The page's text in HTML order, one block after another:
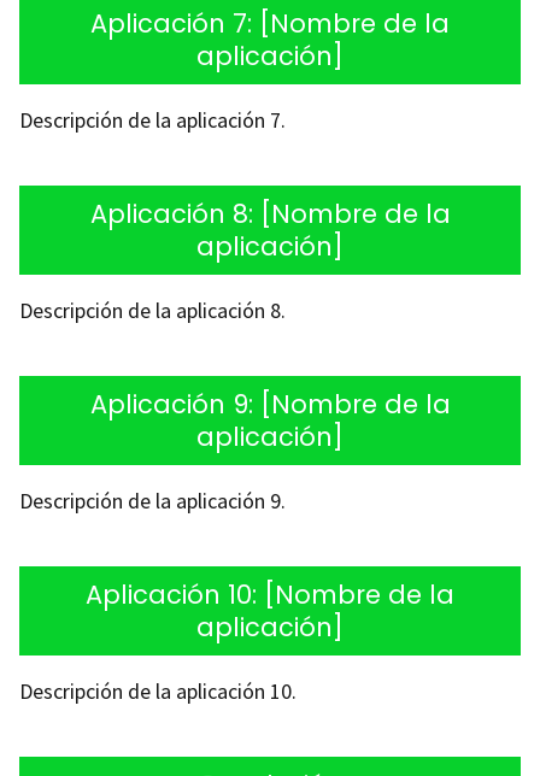
Aplicación 7: [Nombre de la
aplicación]
Descripción de la aplicación 7.
Aplicación 8: [Nombre de la
aplicación]
Descripción de la aplicación 8.
Aplicación 9: [Nombre de la
aplicación]
Descripción de la aplicación 9.
Aplicación 10: [Nombre de la
aplicación]
Descripción de la aplicación 10.